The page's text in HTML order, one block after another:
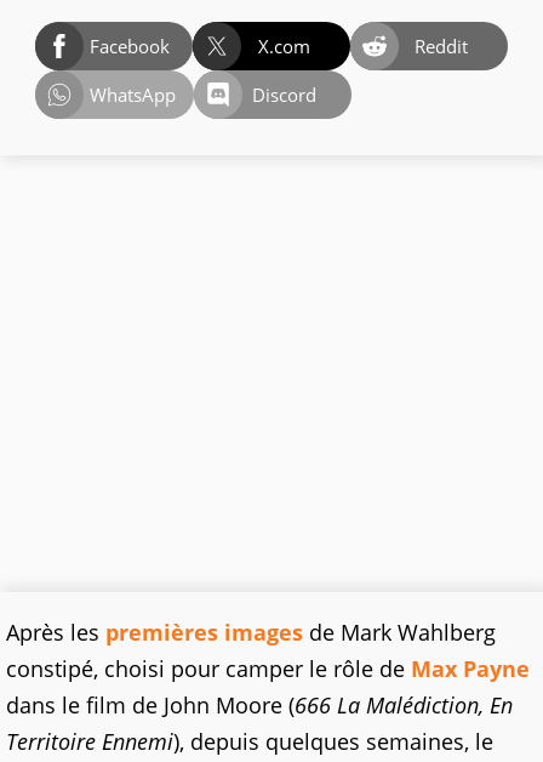
Facebook X.com
Reddit
WhatsApp
Discord
Après les premières images de Mark Wahlberg
constipé, choisi pour camper le rôle de Max Payne
dans le film de John Moore (666 La Malédiction, En
Territoire Ennemi), depuis quelques semaines, le